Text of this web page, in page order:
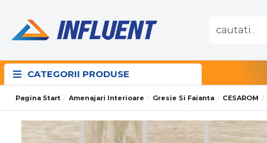
CATEGORII PRODUSE
Pagina Start Amenajari Interioare Gresie Si Faianta CESAROM